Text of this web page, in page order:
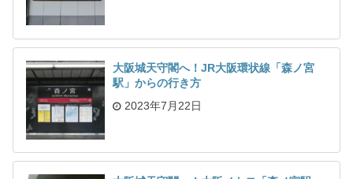
大阪城天守閣へ！JR大阪環状線「森ノ宮
駅」からの行き方
2023年7月22日